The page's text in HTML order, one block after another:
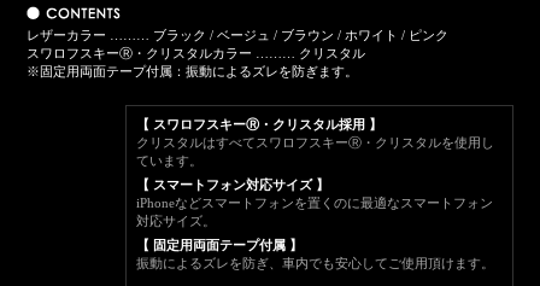
レザーカラー ……… ブラック / ベージュ / ブラウン / ホワイト / ピンク
スワロフスキーⓇ・クリスタルカラー ……… クリスタル
※固定用両面テープ付属：振動によるズレを防ぎます。
【 スワロフスキーⓇ・クリスタル採用 】
クリスタルはすべてスワロフスキーⓇ・クリスタルを使用し
ています。
【 スマートフォン対応サイズ 】
iPhoneなどスマートフォンを置くのに最適なスマートフォン
対応サイズ。
【 固定用両面テープ付属 】
振動によるズレを防ぎ、車内でも安心してご使用頂けます。